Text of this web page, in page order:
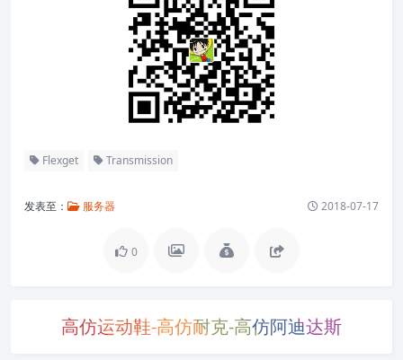
Flexget Transmission
发表至： 服务器 2018-07-17
0
高仿运动鞋-高仿耐克-高仿阿迪达斯